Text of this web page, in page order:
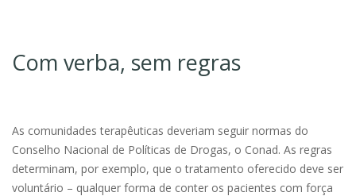
Com verba, sem regras
As comunidades terapêuticas deveriam seguir normas do
Conselho Nacional de Políticas de Drogas, o Conad. As regras
determinam, por exemplo, que o tratamento oferecido deve ser
voluntário – qualquer forma de conter os pacientes com força